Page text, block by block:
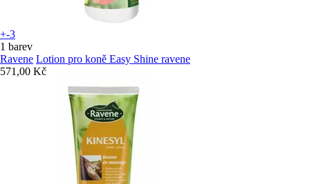
+-3
1 barev
Ravene Lotion pro koně Easy Shine ravene
571,00 Kč